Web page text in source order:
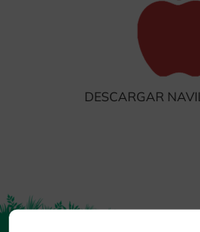
DESCARGAR